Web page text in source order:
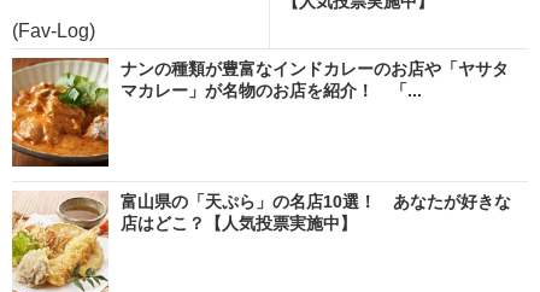
(Fav-Log)
ナンの種類が豊富なインドカレーのお店や「ヤサタ
マカレー」が名物のお店を紹介！ 「...
富山県の「天ぷら」の名店10選！ あなたが好きな
店はどこ？【人気投票実施中】